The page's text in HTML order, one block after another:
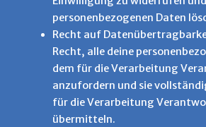
personenbezogenen Daten
Recht auf
Recht, alle deine
dem für die Verarbeitung
anzufordern und sie
für die Verarbeitung
übermitteln.